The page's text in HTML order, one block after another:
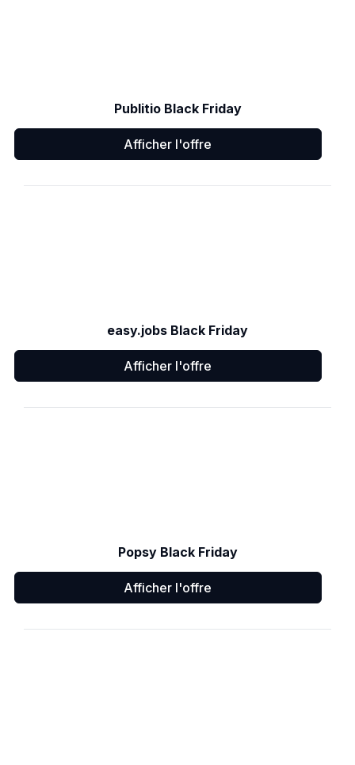
Publitio Black Friday
Afficher l'offre
easy.jobs Black Friday
Afficher l'offre
Popsy Black Friday
Afficher l'offre